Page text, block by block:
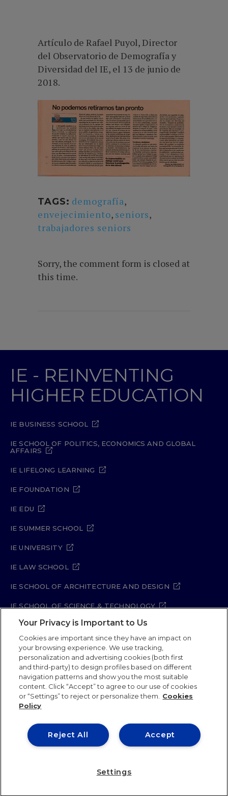
Artículo de Rafael Puyol, Director
del Observatorio de Demografía y
Diversidad del IE, el 13 de junio de
2018.
TAGS: demografía,
envejecimiento, seniors,
trabajadores seniors
Sorry, the comment form is closed at
this time.
IE - REINVENTING
HIGHER EDUCATION
IE BUSINESS SCHOOL
IE SCHOOL OF POLITICS, ECONOMICS AND GLOBAL
AFFAIRS
IE LIFELONG LEARNING
IE FOUNDATION
IE EDU
IE SUMMER SCHOOL
IE UNIVERSITY
IE LAW SCHOOL
IE SCHOOL OF ARCHITECTURE AND DESIGN
IE SCHOOL OF SCIENCE & TECHNOLOGY
IE SCHOOL OF ARTS & HUMANITIES
Legal Notice Privacy Policy
Cookie Policy
Security Policy
Student Academic Standards
Compliance Channel
Site Map
IE University 2026
Your Privacy is Important to Us
Cookies are important since they have an impact on
your browsing experience. We use tracking,
personalization and advertising cookies (both first
and third-party) to design profiles based on different
navigation patterns and show you the most suitable
content. Click “Accept” to agree to our use of cookies
or “Settings” to reject or personalize them.
Cookies
Policy
Accept
Reject All
Settings